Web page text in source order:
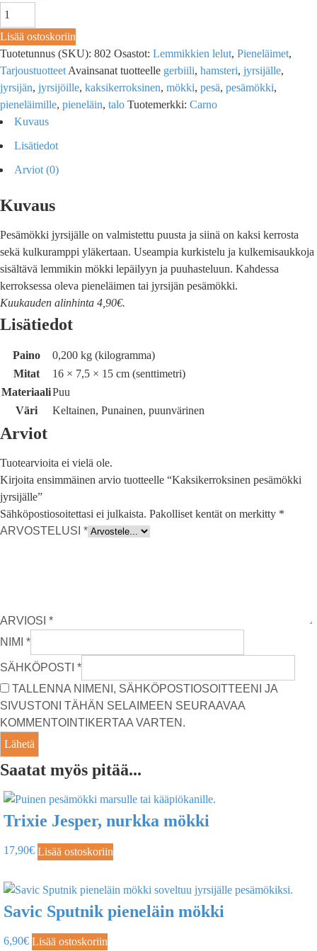
Lisää ostoskoriin
Tuotetunnus (SKU): 802 Osastot: Lemmikkien lelut, Pieneläimet,
Tarjoustuotteet Avainsanat tuotteelle gerbiili, hamsteri, jyrsijälle,
jyrsijän, jyrsijöille, kaksikerroksinen, mökki, pesä, pesämökki,
pieneläimille, pieneläin, talo Tuotemerkki: Carno
Kuvaus
Lisätiedot
Arviot (0)
Kuvaus
Pesämökki jyrsijälle on valmistettu puusta ja siinä on kaksi kerrosta
sekä kulkuramppi yläkertaan. Useampia kurkistelu ja kulkemisaukkoja
sisältävä lemmikin mökki lepäilyyn ja puuhasteluun. Kahdessa
kerroksessa oleva pieneläimen tai jyrsijän pesämökki.
Kuukauden alinhinta 4,90€.
Lisätiedot
Paino
0,200 kg (kilogramma)
Mitat
16 × 7,5 × 15 cm (senttimetri)
MateriaaliPuu
Väri
Keltainen, Punainen, puunvärinen
Arviot
Tuotearvioita ei vielä ole.
Kirjoita ensimmäinen arvio tuotteelle “Kaksikerroksinen pesämökki
jyrsijälle”
Sähköpostiosoitettasi ei julkaista. Pakolliset kentät on merkitty *
ARVOSTELUSI *
ARVIOSI *
NIMI *
SÄHKÖPOSTI *
TALLENNA NIMENI, SÄHKÖPOSTIOSOITTEENI JA
SIVUSTONI TÄHÄN SELAIMEEN SEURAAVAA
KOMMENTOINTIKERTAA VARTEN.
Saatat myös pitää...
Trixie Jesper, nurkka mökki
17,90€ Lisää ostoskoriin
Savic Sputnik pieneläin mökki
6,90€ Lisää ostoskoriin